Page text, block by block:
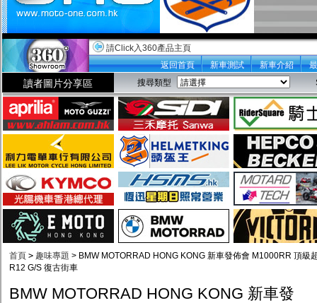
請Click入360產品主頁
返回首頁
新車測試 新車介紹
讀者圖片分享區 搜尋類型
首頁 > 趣味專題 > BMW MOTORRAD HONG KONG 新車發佈會 M1000RR 頂
R12 G/S 復古街車
BMW MOTORRAD HONG KONG 新車發